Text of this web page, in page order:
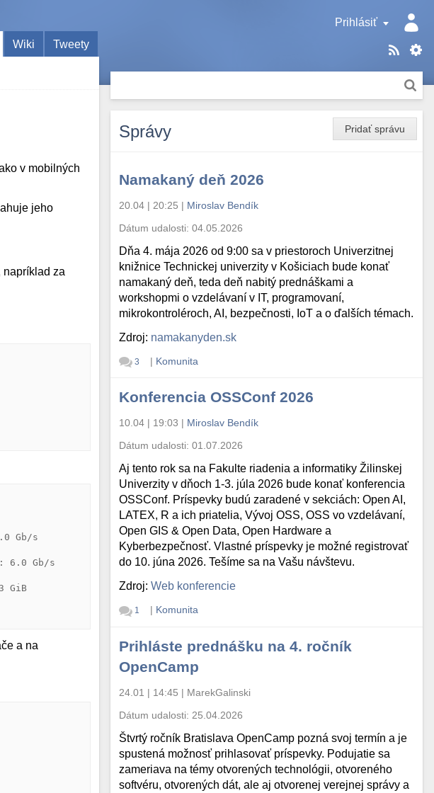
Prihlásiť
Wiki Tweety
v mobilných
jeho
napríklad za
Gb/s
6.0 Gb/s
GiB
a na
Pridať správu
Správy
Namakaný deň 2026
20.04 | 20:25 | Miroslav Bendík
Dátum udalosti:04.05.2026
Dňa 4. mája 2026 od 9:00 sa v priestoroch Univerzitnej
knižnice Technickej univerzity v Košiciach bude konať
namakaný deň, teda deň nabitý prednáškami a
workshopmi o vzdelávaní v IT, programovaní,
mikrokontroléroch, AI, bezpečnosti, IoT a o ďalších témach.
Zdroj: namakanyden.sk
3 | Komunita
Konferencia OSSConf 2026
10.04 | 19:03 | Miroslav Bendík
Dátum udalosti:01.07.2026
Aj tento rok sa na Fakulte riadenia a informatiky Žilinskej
Univerzity v dňoch 1-3. júla 2026 bude konať konferencia
OSSConf. Príspevky budú zaradené v sekciách: Open AI,
LATEX, R a ich priatelia, Vývoj OSS, OSS vo vzdelávaní,
Open GIS & Open Data, Open Hardware a
Kyberbezpečnosť. Vlastné príspevky je možné registrovať
do 10. júna 2026. Tešíme sa na Vašu návštevu.
Zdroj:Web konferencie
1 | Komunita
Prihláste prednášku na 4. ročník
OpenCamp
24.01 | 14:45 | MarekGalinski
Dátum udalosti: 25.04.2026
Štvrtý ročník Bratislava OpenCamp pozná svoj termín a je
spustená možnosť prihlasovať príspevky. Podujatie sa
zameriava na témy otvorených technológii, otvoreného
softvéru, otvorených dát, ale aj otvorenej verejnej správy a